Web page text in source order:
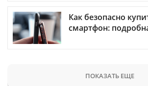
Как безопасно
смартфон:
ПОКАЗАТЬ ЕЩЕ